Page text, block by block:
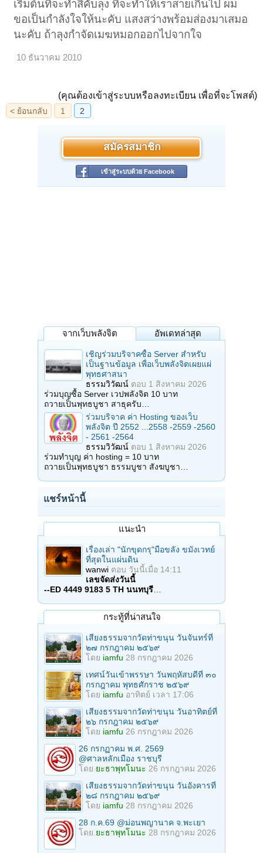
เริ่มต้นที่จะทำสิคับลุง ที่จะทำให้เราสายเกินไป ผม
ขอเป็นกำลังใจให้นะคับ แสงสว่างพร้อมส่องมาเสมอ
นะคับ ถ้าลุงกำจัดเมฆหมอกออกไปจากใจ
10 ธันวาคม 2010
(คุณต้องเข้าสู่ระบบหรือลงทะเบียน เพื่อที่จะโพสต์)
สมัครสมาชิก
เข้าสู่ระบบด้วย Facebook
จากเว็บพลังจิต อัพเดทล่าสุด
เชิญร่วมบริจาคซื้อ Server สำหรับ
เป็นฐานข้อมูล เพื่อเว็บพลังจิตเผยแผ่
พุทธศาสนา
ธรรมวิวัฒน์ ตอบ 1 สิงหาคม 2026
ร่วมบุญซื้อ Server เวปพลังจิต 10 บาท
ถวายเป็นพุทธบูชา สาธุครับ…
ร่วมบริจาค ค่า Hosting ของเว็บ
พลังจิต ปี 2552 ...2558 -2559 -2560
- 2561 -2564
ธรรมวิวัฒน์ ตอบ 1 สิงหาคม 2026
ร่วมทำบุญ ค่า hosting = 10 บาท
ถวายเป็นพุทธบูชา ธรรมบูชา สังฆบูชา…
แชร์หน้านี้
แนะนำ
เรื่องเล่า "นักขุดกรุ"มือขลัง ขมังเวทย์
ที่สุดในแผ่นดิน
wanwi ตอบ วันนี้เมื่อ 14:11
เลขจัดส่งวันนี้
--ED 4449 9183 5 TH นนทบุรี
กระทู้ที่น่าสนใจ
เสียงธรรมจากวัดท่าขนุน วันจันทร์ที่
๒๗ กรกฎาคม ๒๕๖๙
โดย iamfu 28 กรกฎาคม 2026
เทศน์วันเข้าพรรษา วันพฤหัสบดีที่ ๓๐
กรกฎาคม พุทธศักราช ๒๕๖๙
โดย iamfu อาทิตย์ เวลา 17:06
เสียงธรรมจากวัดท่าขนุน วันอาทิตย์ที่
๒๖ กรกฎาคม ๒๕๖๙
โดย iamfu 26 กรกฎาคม 2026
26 กรกฏาคม พ.ศ. 2569
@ศาลหลักเมือง ราชบุรี
โดย ยะธาพุทโมนะ 26 กรกฎาคม 2026
เสียงธรรมจากวัดท่าขนุน วันอังคารที่
๒๘ กรกฎาคม ๒๕๖๙
โดย iamfu 28 กรกฎาคม 2026
28 ก.ค.69 @ม่อนพญานาค จ.พะเยา
โดย ยะธาพุทโมนะ 28 กรกฎาคม 2026